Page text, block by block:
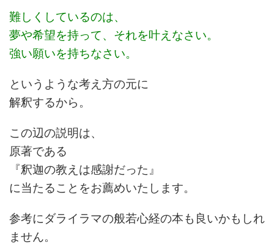
難しくしているのは、
夢や希望を持って、それを叶えなさい。
強い願いを持ちなさい。
というような考え方の元に
解釈するから。
この辺の説明は、
原著である
『釈迦の教えは感謝だった』
に当たることをお薦めいたします。
参考にダライラマの般若心経の本も良いかもしれ
ません。